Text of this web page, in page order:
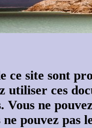
ce site sont
utiliser ces
Vous ne
pouvez pas